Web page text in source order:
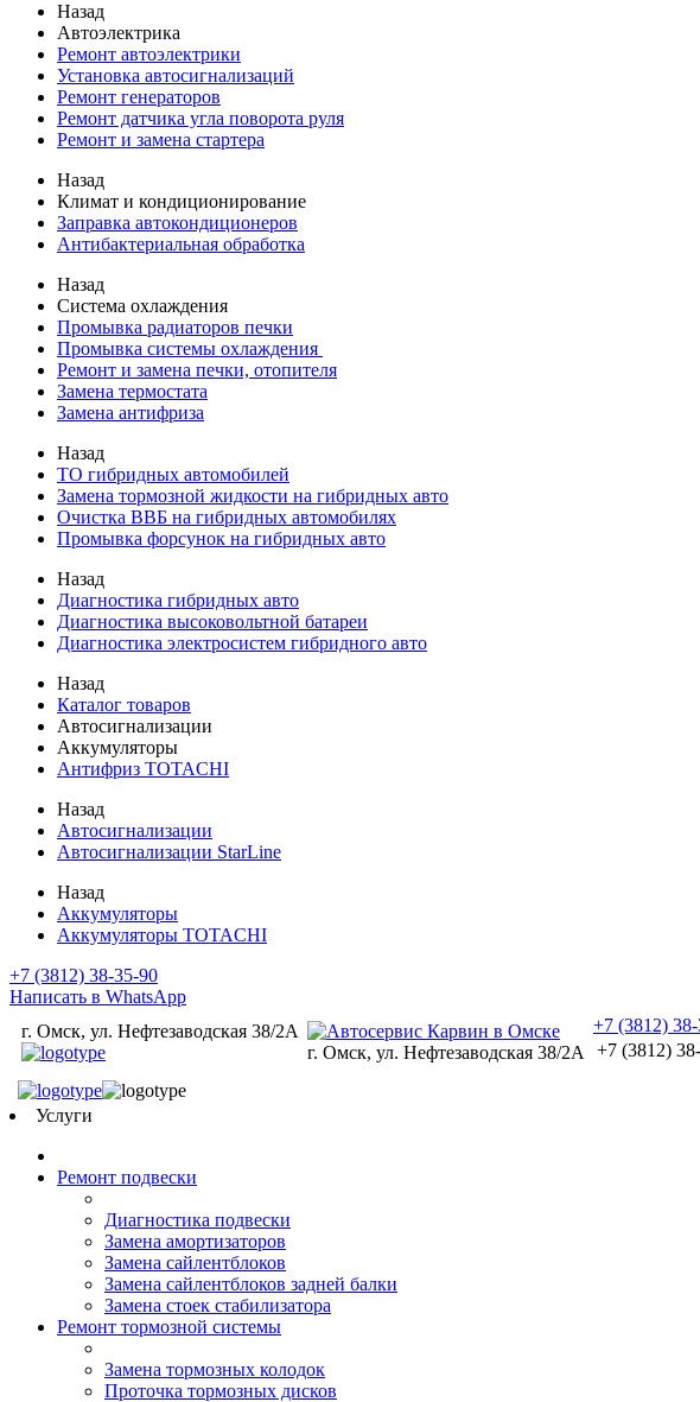
Назад
Автоэлектрика
Ремонт автоэлектрики
Установка автосигнализаций
Ремонт генераторов
Ремонт датчика угла поворота руля
Ремонт и замена стартера
Назад
Климат и кондиционирование
Заправка автокондиционеров
Антибактериальная обработка
Назад
Система охлаждения
Промывка радиаторов печки
Промывка системы охлаждения
Ремонт и замена печки, отопителя
Замена термостата
Замена антифриза
Назад
ТО гибридных автомобилей
Замена тормозной жидкости на гибридных авто
Очистка ВВБ на гибридных автомобилях
Промывка форсунок на гибридных авто
Назад
Диагностика гибридных авто
Диагностика высоковольтной батареи
Диагностика электросистем гибридного авто
Назад
Каталог товаров
Автосигнализации
Аккумуляторы
Антифриз TOTACHI
Назад
Автосигнализации
Автосигнализации StarLine
Назад
Аккумуляторы
Аккумуляторы TOTACHI
+7 (3812) 38-35-90
Написать в WhatsApp
г. Омск, ул. Нефтезаводская 38/2А
г. Омск, ул. Нефтезаводская 38/2А
+7 (3812)
+7 (3812)
Услуги
Ремонт подвески
Диагностика подвески
Замена амортизаторов
Замена сайлентблоков
Замена сайлентблоков задней балки
Замена стоек стабилизатора
Ремонт тормозной системы
Замена тормозных колодок
Проточка тормозных дисков